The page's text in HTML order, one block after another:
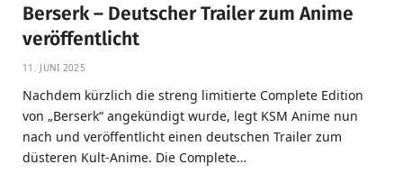
Berserk – Deutscher Trailer zum Anime
veröffentlicht
11. JUNI 2025
Nachdem kürzlich die streng limitierte Complete Edition
von „Berserk“ angekündigt wurde, legt KSM Anime nun
nach und veröffentlicht einen deutschen Trailer zum
düsteren Kult-Anime. Die Complete…